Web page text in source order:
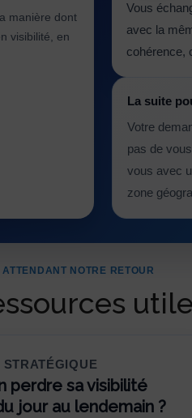
manière dont
visibilité, en
Vous
avec la
cohérence,
La suite
Votre
pas de
vous avec
zone
ATTENDANT NOTRE RETOUR
perdre sa visibilité
jour au lendemain ?